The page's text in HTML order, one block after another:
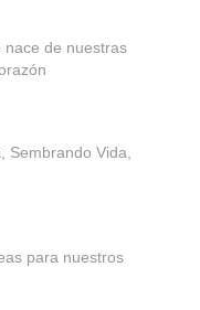
nace de nuestras
Sembrando Vida,
para nuestros